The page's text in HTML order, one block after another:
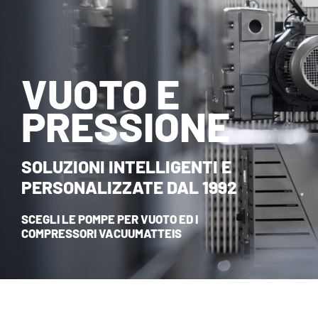
HOME
VUOTO E
PRESSIONE
SOLUZIONI INTELLIGENTI E
PERSONALIZZATE DAL 1992
SCEGLI LE POMPE PER VUOTO ED I
COMPRESSORI VACUUMATTEIS